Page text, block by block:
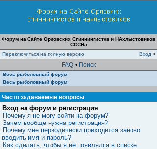
Форум на Сайте Орловских Спиннингистов и НАхлыстовиков
СОСНа
Переключиться на полную версию
Вход •
FAQ • Поиск
Весь рыболовный форум
Весь рыболовный форум
Часто задаваемые вопросы
Вход на форум и регистрация
Почему я не могу войти на форум?
Зачем вообще нужна регистрация?
Почему мне периодически приходится заново
вводить имя и пароль?
Как сделать, чтобы я не появлялся в списке